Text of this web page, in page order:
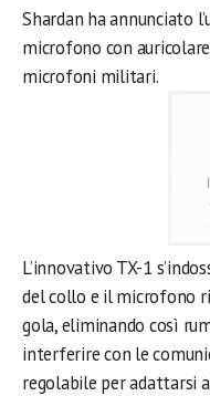
Shardan ha annunciato
microfono con
microfoni militari.
L’innovativo TX-1
del collo e il microfono
gola, eliminando così
interferire con le
regolabile per adattarsi